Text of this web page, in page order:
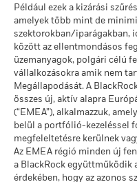
jövőben egészen
hogy felmérje, hogyan
A részvényosztály
alapján számítják ki, adott
újrabefektetésével. A
devizaárfolyam-
csökkenhet, ha a múltbeli
pénznemben fektet be.
A stresszforgatókönyv
körülmények esetén
Lipper globális
ekkor: 2026. júl. 17.
MSCI súlyozott átlagos
szénintenzitás (Tons
CO2E/$M SALES)
ekkor: 2026. júl. 17.
MSCI ESG % lefedettség
ekkor: 2026. júl. 17.
MSCI ESG minőségi
pontszám -
Versenytársszázalék
ekkor: 2026. júl. 17.
MSCI - Szurokföldek
ekkor: 2026. jún. 30.
Üzleti részvételi
ekkor: 2026. jún. 30.
Nem lefedett Alap
százalékos aránya
ekkor: 2026. jún. 30.
Például ezek a kizárási
amelyek több mint de
szektorokban/iparágakban,
között az ellentmondásos
üzemanyagok, polgári célú
vállalkozásokra amik nem
Megállapodását. A
összes új, aktív alapra
(“EMEA”), alkalmazzuk,
belül a portfólió-kezeléssel
megfeleltetésre kerülnek
Az EMEA régió minden új
a BlackRock együttműködik
érdekében, hogy az azonos